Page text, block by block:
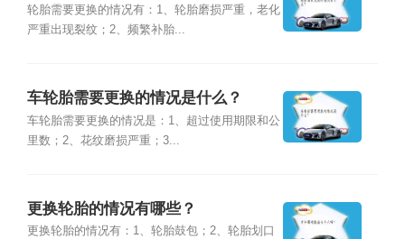
轮胎需要更换的情况有：1、轮胎磨损严重，老化
严重出现裂纹；2、频繁补胎...
车轮胎需要更换的情况是什么？
车轮胎需要更换的情况是：1、超过使用期限和公
里数；2、花纹磨损严重；3...
更换轮胎的情况有哪些？
更换轮胎的情况有：1、轮胎鼓包；2、轮胎划口